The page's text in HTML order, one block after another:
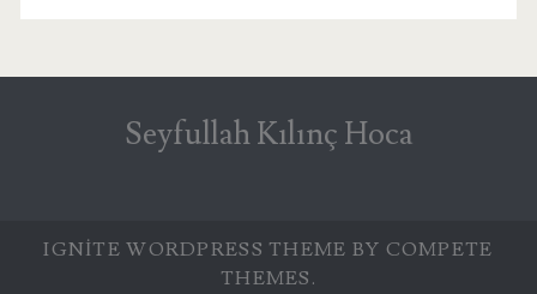
Seyfullah Kılınç Hoca
IGNITE WORDPRESS THEME BY COMPETE
THEMES.